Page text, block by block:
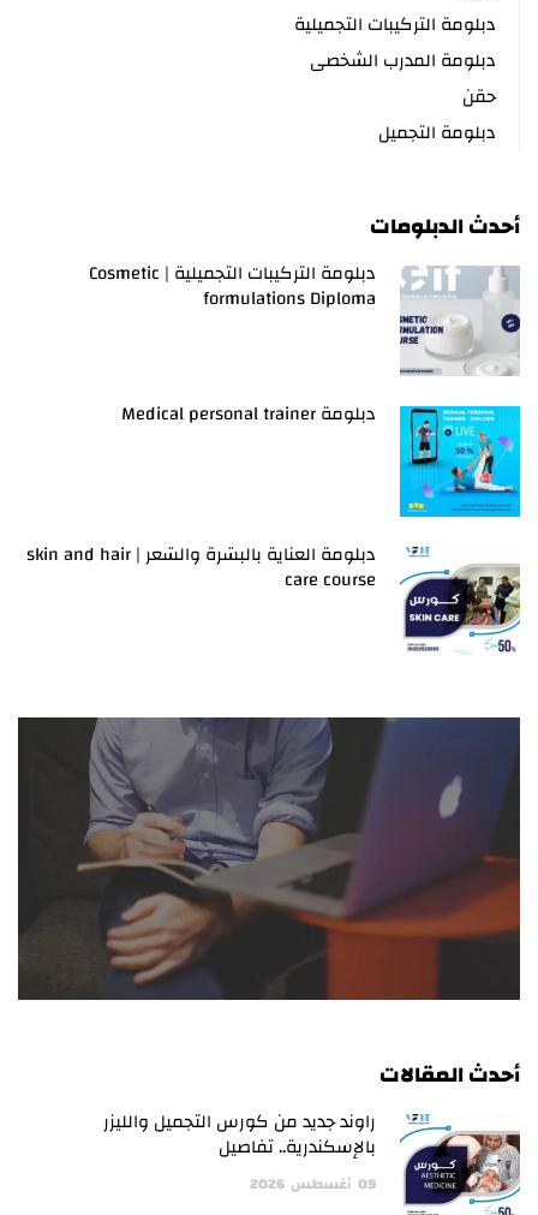
دبلومة التركيبات التجميلية
دبلومة المدرب الشخصى
حقن
دبلومة التجميل
أحدث الدبلومات
دبلومة التركيبات التجميلية | Cosmetic
formulations Diploma
دبلومة Medical personal trainer
دبلومة العناية بالبشرة والشعر | skin and hair
care course
أحدث المقالات
راوند جديد من كورس التجميل والليزر
بالإسكندرية.. تفاصيل
09 أغسطس 2026